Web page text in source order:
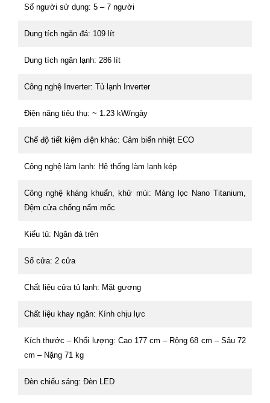
Số người sử dụng: 5 – 7 người
Dung tích ngăn đá: 109 lít
Dung tích ngăn lạnh: 286 lít
Công nghệ Inverter: Tủ lạnh Inverter
Điện năng tiêu thụ: ~ 1.23 kW/ngày
Chế độ tiết kiệm điện khác: Cảm biến nhiệt ECO
Công nghệ làm lạnh: Hệ thống làm lạnh kép
Công nghệ kháng khuẩn, khử mùi: Màng lọc Nano Titanium,
Đệm cửa chống nấm mốc
Kiểu tủ: Ngăn đá trên
Số cửa: 2 cửa
Chất liệu cửa tủ lạnh: Mặt gương
Chất liệu khay ngăn: Kính chịu lực
Kích thước – Khối lượng: Cao 177 cm – Rộng 68 cm – Sâu 72
cm – Nặng 71 kg
Đèn chiếu sáng: Đèn LED